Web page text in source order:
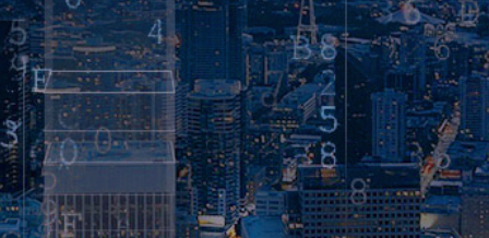
精亮科技（深圳）有限公司
全球领先的基于传感技术的工业传感